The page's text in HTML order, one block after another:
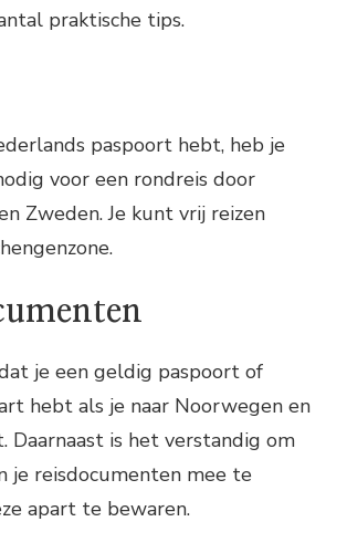
praktische tips.
paspoort hebt, heb je
voor een rondreis door
Zweden. Je kunt vrij reizen
je een geldig paspoort of
hebt als je naar Noorwegen en
Daarnaast is het verstandig om
je reisdocumenten mee te
apart te bewaren.